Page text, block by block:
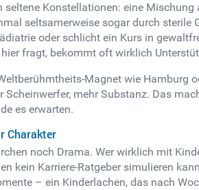
Konstellationen: eine
seltsamerweise sogar durch sterile
oder schlicht ein Kurs in
fragt, bekommt oft wirklich
Magnet wie Hamburg
mehr Substanz. Das
es erwarten.
Charakter
noch Drama. Wer wirklich mit
kein Karriere-Ratgeber simulieren
– ein Kinderlachen, das nach